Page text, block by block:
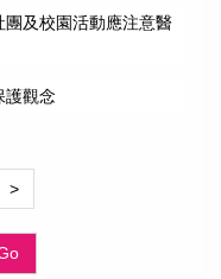
及校園活動應注意醫
護觀念
>